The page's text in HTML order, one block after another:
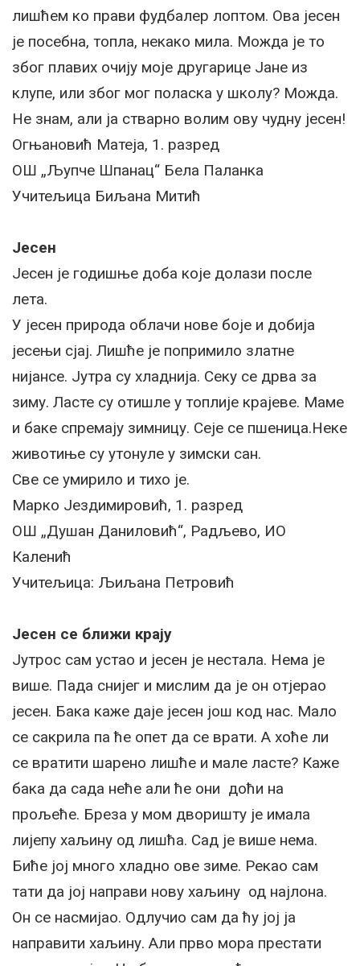
лишћем ко прави фудбалер лоптом. Ова јесен
је посебна, топла, некако мила. Можда је то
због плавих очију моје другарице Јане из
клупе, или због мог поласка у школу? Можда.
Не знам, али ја стварно волим ову чудну јесен!
Огњановић Матеја, 1. разред
OШ „Љупче Шпанац“ Бела Паланка
Учитељица Биљана Митић
Јесен
Јесен је годишње доба које долази после
лета.
У јесен природа облачи нове боје и добија
јесењи сјај. Лишће је попримило златне
нијансе. Јутра су хладнија. Секу се дрва за
зиму. Ласте су отишле у топлије крајеве. Маме
и баке спремају зимницу. Сеје се пшеница.Неке
животиње су утонуле у зимски сан.
Све се умирило и тихо је.
Марко Јездимировић, 1. разред
ОШ „Душан Даниловић“, Радљево, ИО
Каленић
Учитељица: Љиљана Петровић
Јесен се ближи крају
Јутрос сам устао и јесен је нестала. Нема је
више. Пада снијег и мислим да је он отјерао
јесен. Бака каже даје јесен још код нас. Мало
се сакрила па ће опет да се врати. А хоће ли
се вратити шарено лишће и мале ласте? Каже
бака да сада неће али ће они доћи на
прољеће. Бреза у мом дворишту је имала
лијепу хаљину од лишћа. Сад је више нема.
Биће јој много хладно ове зиме. Рекао сам
тати да јој направи нову хаљину од најлона.
Он се насмијао. Одлучио сам да ћу јој ја
направити хаљину. Али прво мора престати